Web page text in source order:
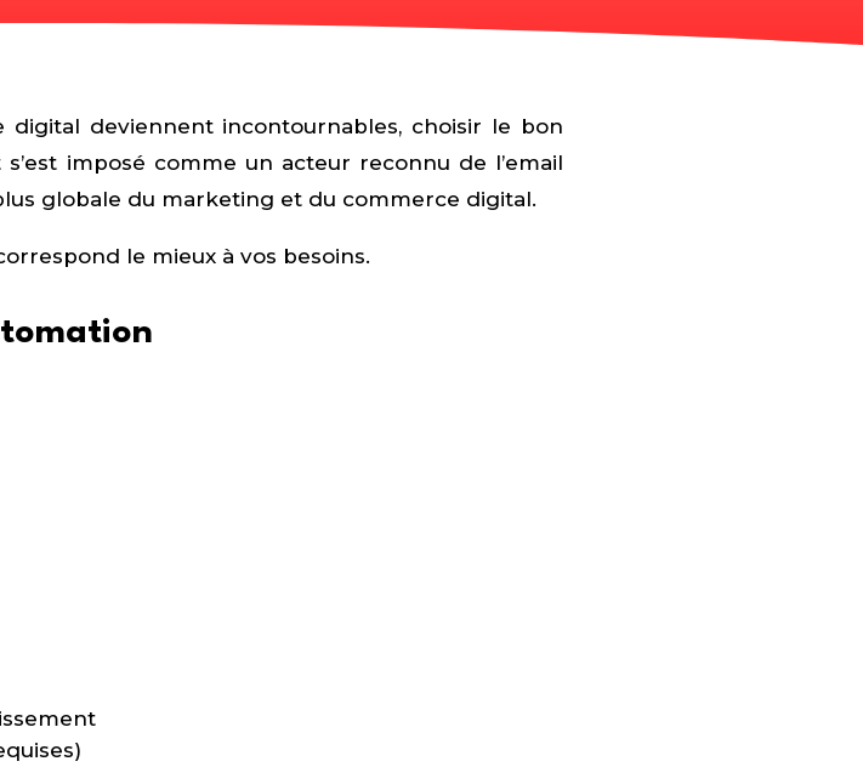
deviennent incontournables, choisir le bon
imposé comme un acteur reconnu de l’email
globale du marketing et du commerce digital.
le mieux à vos besoins.